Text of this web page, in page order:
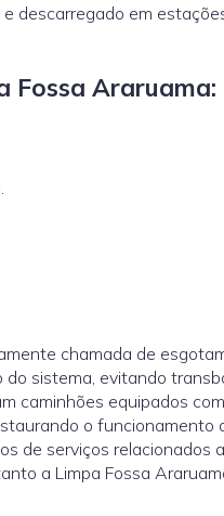
descarregado em
Fossa Araruama:
chamada de
sistema, evitando
caminhões equipados
o funcionamento
de serviços relacionados
a Limpa Fossa